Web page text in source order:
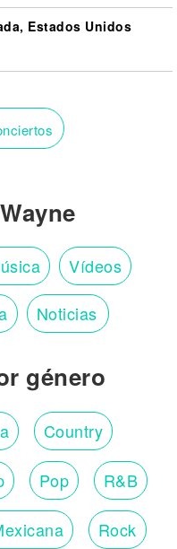
Estados Unidos
Vídeos
Noticias
género
Country
Pop R&B
Rock